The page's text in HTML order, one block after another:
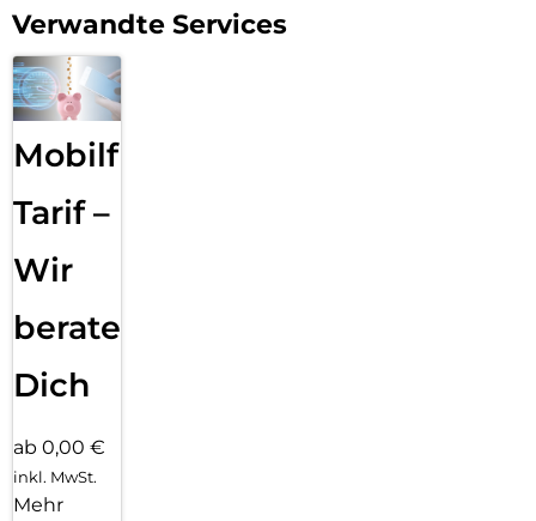
Verwandte Services
Mobilfunk
Tarif –
Wir
beraten
Dich
ab 0,00 €
inkl. MwSt.
Mehr